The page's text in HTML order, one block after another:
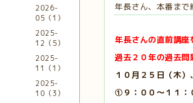
年長さん、本番まで
年長さんの直前講座
過去２０年の過去問
１０月２５日（木）
①９：００～１１：
2026-
05（1）
2025-
12（5）
2025-
11（1）
2025-
10（3）